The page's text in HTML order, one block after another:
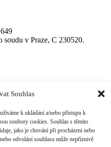
Souhlas
k ukládání a/nebo přístupu k
soubory cookies. Souhlas s těmito
jako je chování při procházení nebo
odvolání souhlasu může nepříznivě
soudu v Praze, C 230520.